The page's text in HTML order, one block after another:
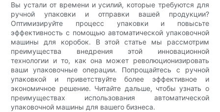
Вы устали от времени и усилий, которые требуются для
ручной упаковки и отправки вашей продукции?
Оптимизируйте процесс упаковки и повысьте
эффективность с помощью автоматической упаковочной
машины для коробок. В этой статье мы рассмотрим
преимущества внедрения этой инновационной
технологии и то, как она может революционизировать
ваши упаковочные операции. Попрощайтесь с ручной
упаковкой и приветствуйте более эффективное и
экономичное решение. Читайте дальше, чтобы узнать о
преимуществах использования автоматической
упаковочной машины для вашего бизнеса.